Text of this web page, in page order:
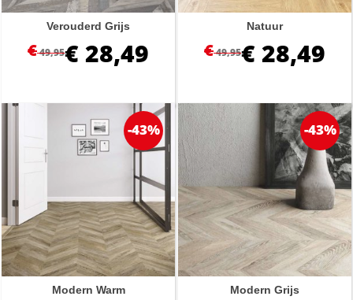
Verouderd Grijs
€49,95€ 28,49
Natuur
€49,95€ 28,49
-43%
Modern Warm
-43%
Modern Grijs